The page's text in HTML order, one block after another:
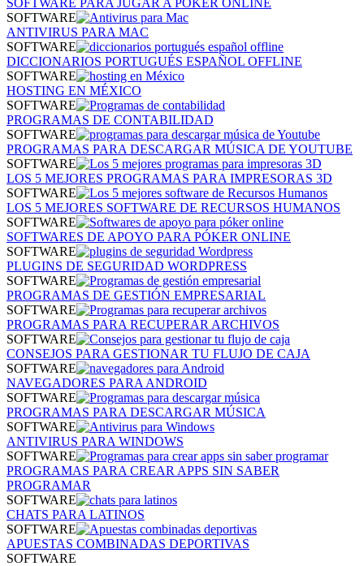
SOFTWARE
ANTIVIRUS PARA MAC
SOFTWARE
DICCIONARIOS PORTUGUÉS ESPAÑOL OFFLINE
SOFTWARE
HOSTING EN MÉXICO
SOFTWARE
PROGRAMAS DE CONTABILIDAD
SOFTWARE
PROGRAMAS PARA DESCARGAR MÚSICA DE YOUTUBE
SOFTWARE
LOS 5 MEJORES PROGRAMAS PARA IMPRESORAS 3D
SOFTWARE
LOS 5 MEJORES SOFTWARE DE RECURSOS HUMANOS
SOFTWARE
SOFTWARES DE APOYO PARA PÓKER ONLINE
SOFTWARE
PLUGINS DE SEGURIDAD WORDPRESS
SOFTWARE
PROGRAMAS DE GESTIÓN EMPRESARIAL
SOFTWARE
PROGRAMAS PARA RECUPERAR ARCHIVOS
SOFTWARE
CONSEJOS PARA GESTIONAR TU FLUJO DE CAJA
SOFTWARE
NAVEGADORES PARA ANDROID
SOFTWARE
PROGRAMAS PARA DESCARGAR MÚSICA
SOFTWARE
ANTIVIRUS PARA WINDOWS
SOFTWARE
PROGRAMAS PARA CREAR APPS SIN SABER
PROGRAMAR
SOFTWARE
CHATS PARA LATINOS
SOFTWARE
APUESTAS COMBINADAS DEPORTIVAS
SOFTWARE